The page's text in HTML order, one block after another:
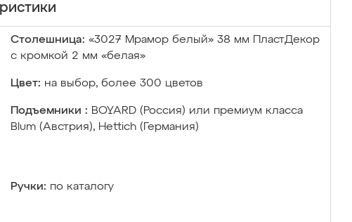
Столешница: «3027 Мрамор белый» 38 мм ПластДекор
с кромкой 2 мм «белая»
Цвет: на выбор, более 300 цветов
Подъемники : BOYARD (Россия) или премиум класса
Blum (Австрия), Hettich (Германия)
Ручки: по каталогу